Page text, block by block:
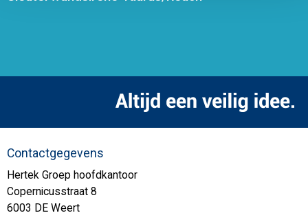
Contactgegevens
Hertek Groep hoofdkantoor
Copernicusstraat 8
6003 DE Weert